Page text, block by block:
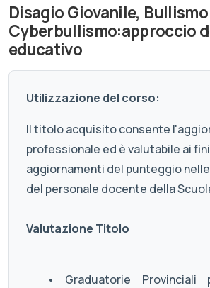
Disagio Giovanile,
Cyberbullismo:approccio
educativo
Utilizzazione del corso:
Il titolo acquisito consente
professionale ed è valutabile ai
aggiornamenti del punteggio
del personale docente della
Valutazione Titolo
• Graduatorie Provinciali